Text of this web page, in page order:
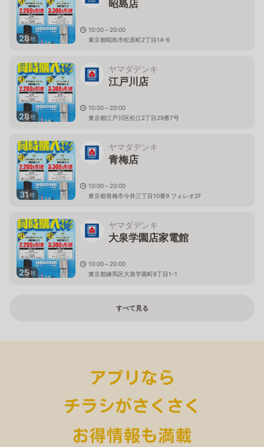
28枚
昭島店
10:00～20:00
東京都昭島市松原町2丁目14-6
28枚
ヤマダデンキ
江戸川店
10:00～20:00
東京都江戸川区松江2丁目29番7号
31枚
ヤマダデンキ
青梅店
10:00～20:00
東京都青梅市今井三丁目10番9 フォレオ2F
25枚
ヤマダデンキ
大泉学園店家電館
10:00～20:00
東京都練馬区大泉学園町6丁目1-1
すべて見る